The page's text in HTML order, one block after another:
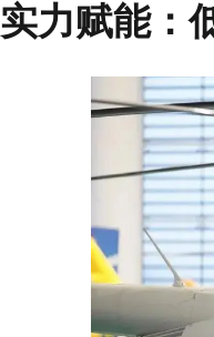
实力赋能：